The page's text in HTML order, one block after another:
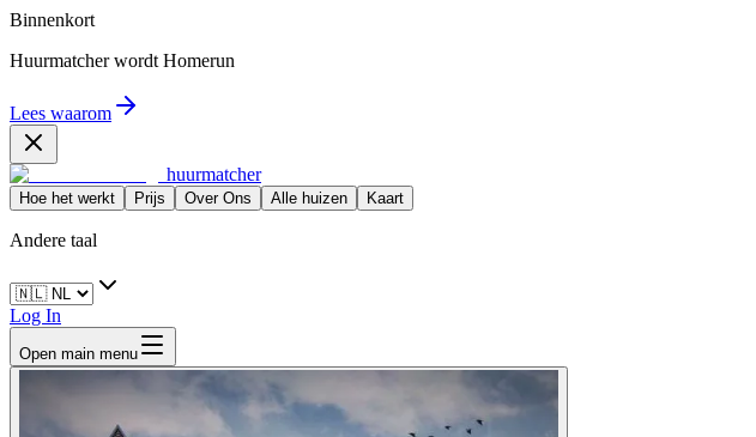
Binnenkort
Huurmatcher wordt Homerun
Lees waarom
huurmatcher
Hoe het werkt Prijs Over Ons Alle huizen Kaart
Andere taal
Log In
Open main menu